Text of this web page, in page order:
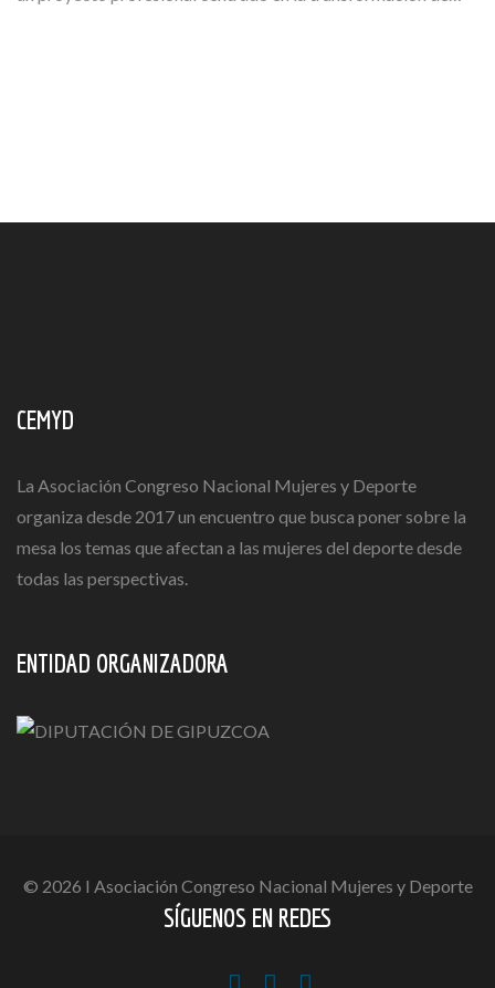
CEMYD
La Asociación Congreso Nacional Mujeres y Deporte
organiza desde 2017 un encuentro que busca poner sobre la
mesa los temas que afectan a las mujeres del deporte desde
todas las perspectivas.
ENTIDAD ORGANIZADORA
© 2026 I Asociación Congreso Nacional Mujeres y Deporte
SÍGUENOS EN REDES